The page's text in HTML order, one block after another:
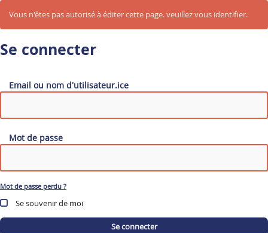
Vous n'êtes pas autorisé à éditer cette page. veuillez vous identifier.
Se connecter
Email ou nom d'utilisateur.ice
Mot de passe
Mot de passe perdu ?
Se souvenir de moi
Se connecter